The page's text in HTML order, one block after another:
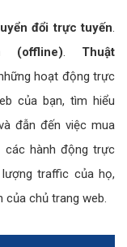
đổi trực tuyến.
(offline). Thuật
hoạt động trực
của bạn, tìm hiểu
đẫn đến việc mua
các hành động trực
traffic của họ,
của chủ trang web.